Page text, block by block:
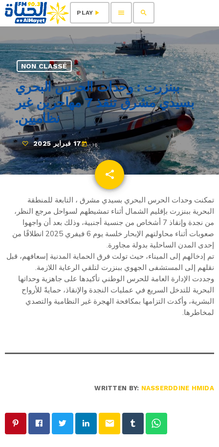
search
menu
play_arrow
PLAY
NON CLASSÉ
ببنزرت : وحدات الحرس البحري
بسيدي مشرق تنقذ 7 مهاجرين غير
نظاميين.
today17 فبراير 2025
share
email
تمكنت وحدات الحرس البحري بسيدي مشرق ، التابعة للمنطقة
البحرية ببنزرت بإقليم الشمال أثناء تمشيطهم لسواحل مرجع النظر،
من نجدة وإنقاذ 7 أشخاص من جنسية أجنبية، وذلك بعد أن واجهوا
صعوبات أثناء محاولتهم الإبحار خلسة يوم 6 فيفري 2025 انطلاقًا من
إحدى المدن الساحلية بدولة مجاورة.
تم إدخالهم إلى الميناء، حيث تولت فرق الحماية المدنية إسعافهم، قبل
نقلهم إلى المستشفى الجهوي ببنزرت لتلقي الرعاية اللازمة.
وجددت الإدارة العامة للحرس الوطني تأكيدها على جاهزية وحداتها
البحرية للتدخل السريع في عمليات النجدة والإنقاذ، حمايةً للأرواح
البشرية، وأكدت التزامها بمكافحة الهجرة غير النظامية والتصدي
لمخاطرها.
WRITTEN BY: NASSERDDINE HMIDA
email